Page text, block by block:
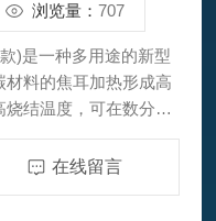
浏览量：707
)是一种多用途的新型
料的焦耳加热形成高
结温度，可在数分钟
，抑制低熔点组分的高
制晶粒长大，并可制
在线留言